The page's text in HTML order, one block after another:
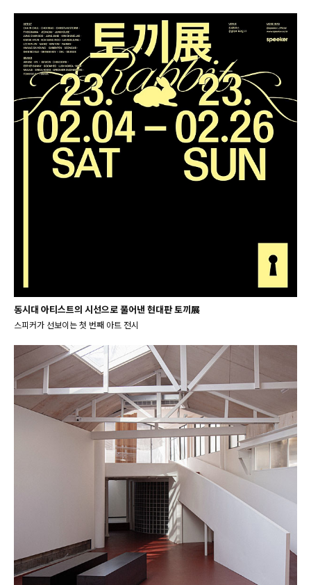
동시대 아티스트의 시선으로 풀어낸 현대판 토끼展
스피커가 선보이는 첫 번째 아트 전시